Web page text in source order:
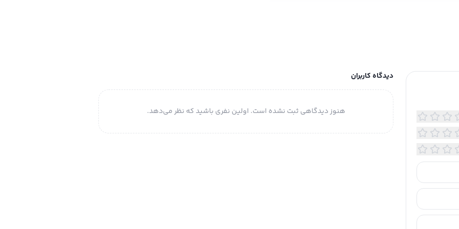
مشابه
کشی
جیب زیپ دار در پشت کمر برای قرار دادن گوشی
فرم دهی و جمع کردن شکم، پهلوها، ران و باسن
دیدگاه کاربران
هنوز دیدگاهی ثبت نشده است. اولین نفری باشید که نظر می‌دهد.